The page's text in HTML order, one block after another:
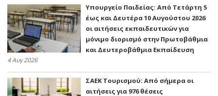
Υπουργείο Παιδείας: Από Τετάρτη 5
έως και Δευτέρα 10 Αυγούστου 2026
οι αιτήσεις εκπαιδευτικών για
μόνιμο διορισμό στην Πρωτοβάθμια
και Δευτεροβάθμια Εκπαίδευση
4 Αυγ 2026
ΣΑΕΚ Τουρισμού: Από σήμερα οι
αιτήσεις για 976 θέσεις